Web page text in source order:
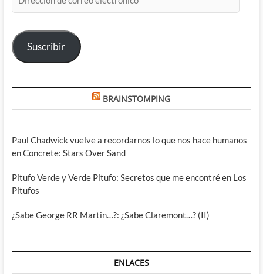
de
electrónico
Suscribir
BRAINSTOMPING
Paul Chadwick vuelve a recordarnos lo que nos hace humanos
en Concrete: Stars Over Sand
Pitufo Verde y Verde Pitufo: Secretos que me encontré en Los
Pitufos
¿Sabe George RR Martin…?: ¿Sabe Claremont…? (II)
ENLACES